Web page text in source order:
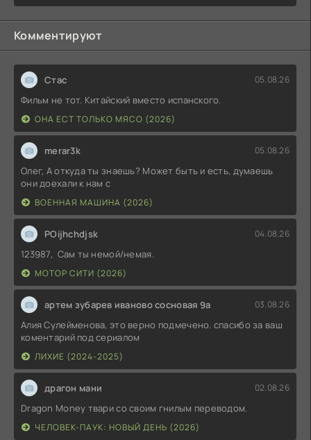
Комментируют
Стас 05.08.26
Фильм не тот. Китайский вместо испанского.
ОНА ЕСТ ТОЛЬКО МЯСО (2026)
merar3k 05.08.26
Олег, А откуда ты знаешь? Может быть и есть, думаешь
они доехали к нам с
ВОЕННАЯ МАШИНА (2026)
POijhchdjsk 04.08.26
123987, Сам ты немой/немая.
МОТОР СИТИ (2026)
артем зубарев иваново сосновая 9а 03.08.26
Алия Сулейменова, это верно подмечено. спасибо за ваш
коментарий под сериалом
ЛИХИЕ (2024-2025)
драгон мани 02.08.26
Dragon Money твари со своим гнилым переводом.
ЧЕЛОВЕК-ПАУК: НОВЫЙ ДЕНЬ (2026)